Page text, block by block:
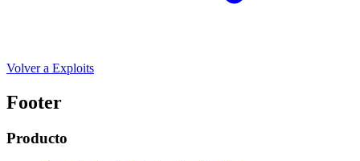
Volver a Exploits
Footer
Producto